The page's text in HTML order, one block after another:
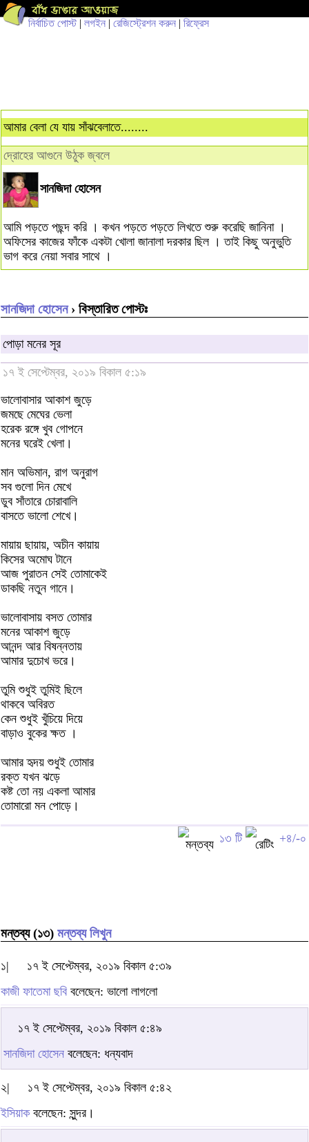
নির্বাচিত পোস্ট| লগইন | রেজিস্ট্রেশন করুন | রিফ্রেস
আমার বেলা যে যায় সাঁঝবেলাতে........
দ্রোহের আগুনে উঠুক জ্বলে
সানজিদা হোসেন
আমি পড়তে পছন্দ করি । কখন পড়তে পড়তে লিখতে শুরু করেছি জানিনা ।
অফিসের কাজের ফাঁকে একটা খোলা জানালা দরকার ছিল । তাই কিছু অনুভুতি
ভাগ করে নেয়া সবার সাথে ।
সানজিদা হোসেন› বিস্তারিত পোস্টঃ
পোড়া মনের সূর
১৭ ই সেপ্টেম্বর, ২০১৯ বিকাল ৫:১৯
ভালোবাসার আকাশ জুড়ে
জমছে মেঘের ভেলা
হরেক রঙ্গে খুব গোপনে
মনের ঘরেই খেলা।
মান অভিমান, রাগ অনুরাগ
সব গুলো দিন মেখে
ডুব সাঁতারে চোরাবালি
বাসতে ভালো শেখে।
মায়ায় ছায়ায়, অচীন কায়ায়
কিসের অমোঘ টানে
আজ পুরাতন সেই তোমাকেই
ডাকছি নতুন গানে।
ভালোবাসায় বসত তোমার
মনের আকাশ জুড়ে
আনন্দ আর বিষন্নতায়
আমার দুচোখ ভরে।
তুমি শুধুই তুমিই ছিলে
থাকবে অবিরত
কেন শুধুই খুঁচিয়ে দিয়ে
বাড়াও বুকের ক্ষত ।
আমার হৃদয় শুধুই তোমার
রক্ত যখন ঝড়ে
কষ্ট তো নয় একলা আমার
তোমারো মন পোড়ে।
১৩ টি +৪/-০
মন্তব্য (১৩) মন্তব্য লিখুন
১|
১৭ ই সেপ্টেম্বর, ২০১৯ বিকাল ৫:৩৯
কাজী ফাতেমা ছবি বলেছেন: ভালো লাগলো
১৭ ই সেপ্টেম্বর, ২০১৯ বিকাল ৫:৪৯
সানজিদা হোসেন বলেছেন: ধন্যবাদ
২|
১৭ ই সেপ্টেম্বর, ২০১৯ বিকাল ৫:৪২
ইসিয়াকবলেছেন: সুন্দর।